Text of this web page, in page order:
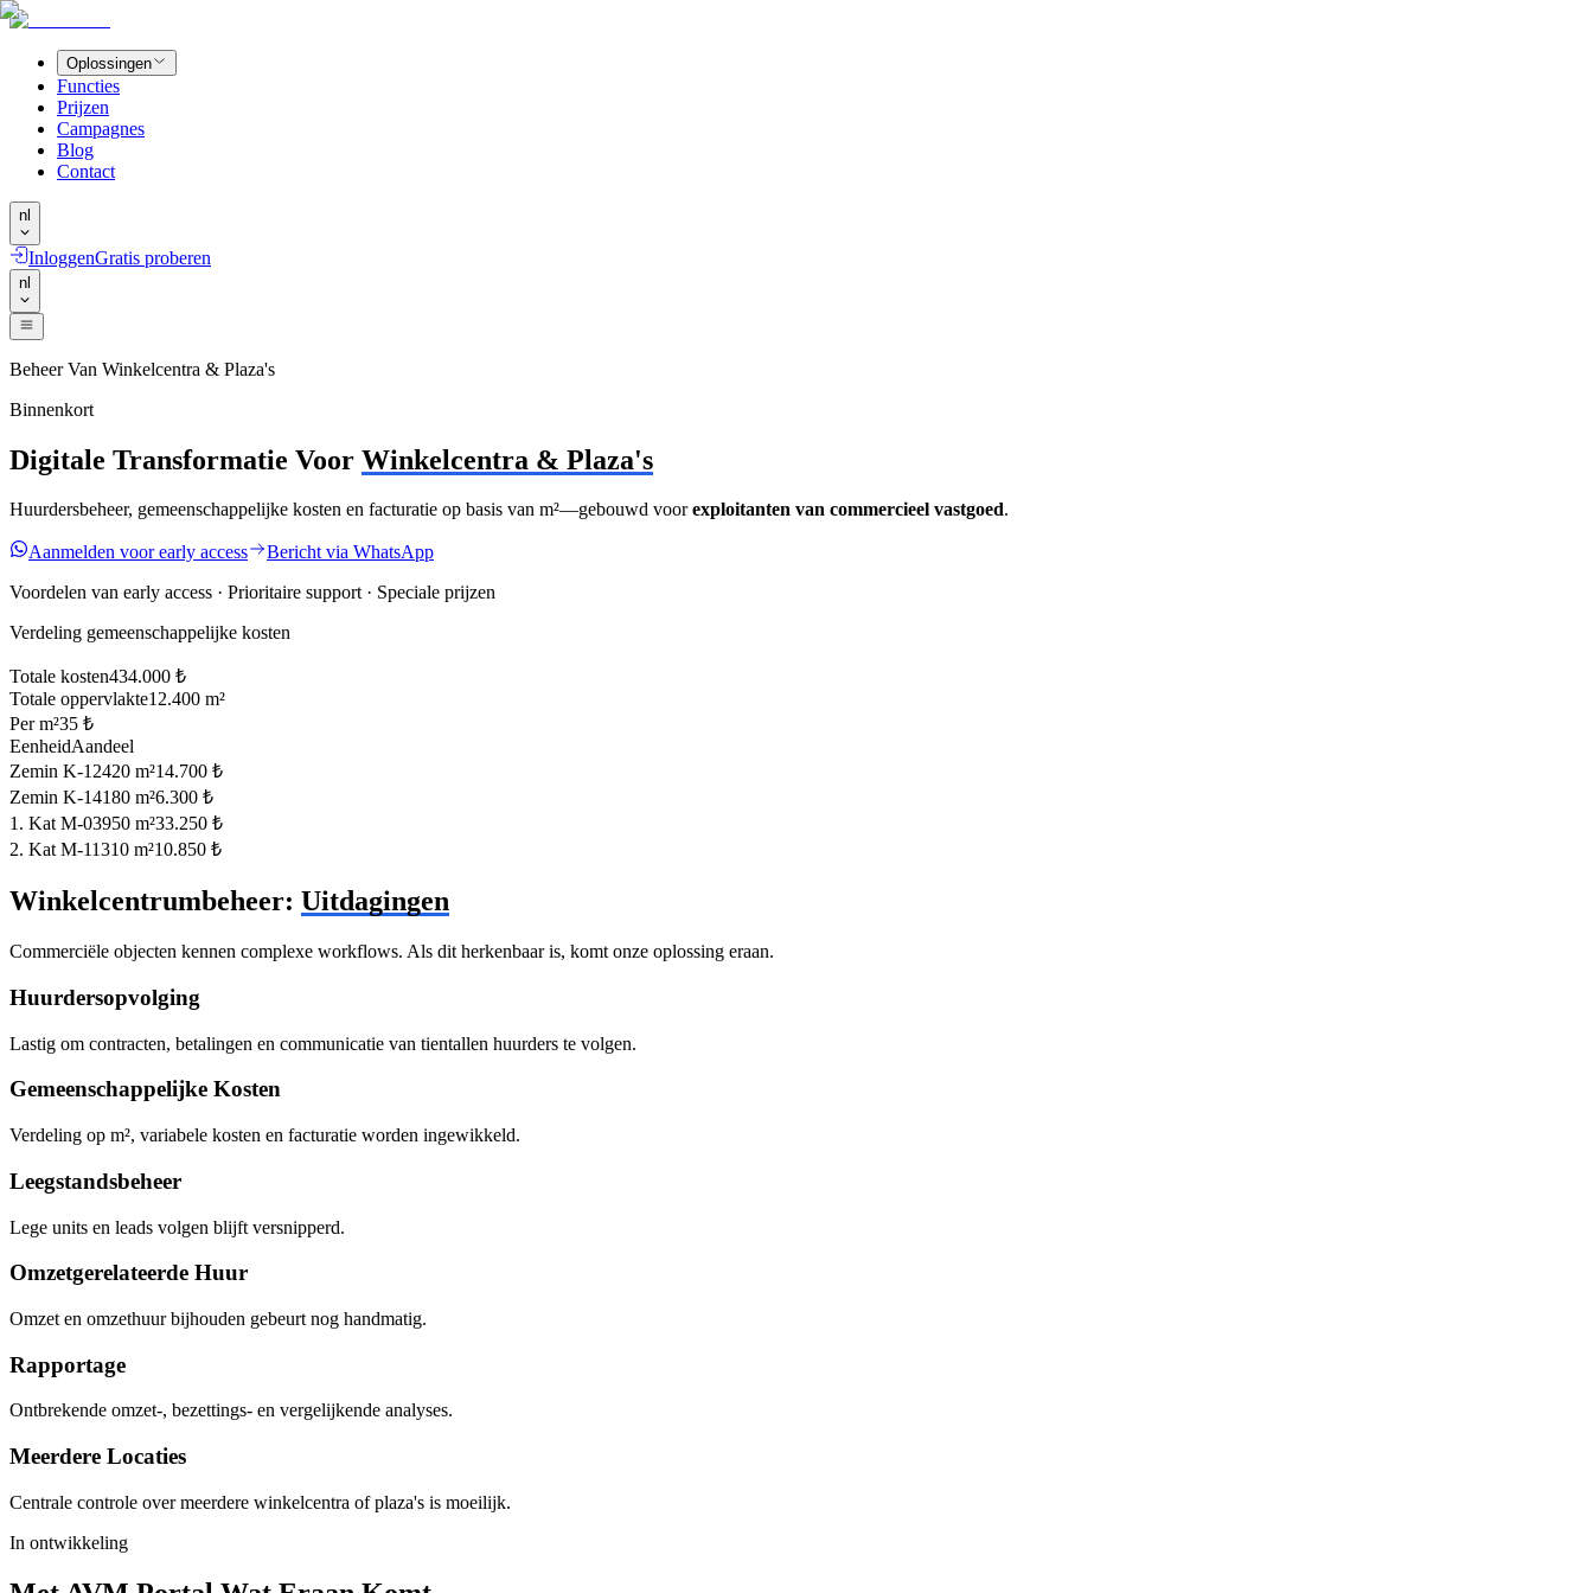
Oplossingen
Functies
Prijzen
Campagnes
Blog
Contact
nl
InloggenGratis proberen
nl
Beheer Van Winkelcentra & Plaza's
Binnenkort
Digitale Transformatie Voor Winkelcentra & Plaza's
Huurdersbeheer, gemeenschappelijke kosten en facturatie op basis van m²—gebouwd voorexploitanten van commercieel vastgoed.
Aanmelden voor early access
Bericht via WhatsApp
Voordelen van early access · Prioritaire support · Speciale prijzen
Verdeling gemeenschappelijke kosten
Totale kosten434.000 ₺
Totale oppervlakte12.400 m²
Per m²35 ₺
EenheidAandeel
Zemin K-12420 m²14.700 ₺
Zemin K-14180 m²6.300 ₺
1. Kat M-03950 m²33.250 ₺
2. Kat M-11310 m²10.850 ₺
Winkelcentrumbeheer: Uitdagingen
Commerciële objecten kennen complexe workflows. Als dit herkenbaar is, komt onze oplossing eraan.
Huurdersopvolging
Lastig om contracten, betalingen en communicatie van tientallen huurders te volgen.
Gemeenschappelijke Kosten
Verdeling op m², variabele kosten en facturatie worden ingewikkeld.
Leegstandsbeheer
Lege units en leads volgen blijft versnipperd.
Omzetgerelateerde Huur
Omzet en omzethuur bijhouden gebeurt nog handmatig.
Rapportage
Ontbrekende omzet-, bezettings- en vergelijkende analyses.
Meerdere Locaties
Centrale controle over meerdere winkelcentra of plaza's is moeilijk.
In ontwikkeling